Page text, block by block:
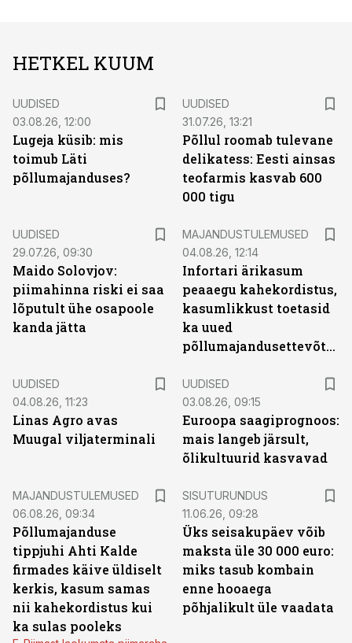
HETKEL KUUM
UUDISED
03.08.26, 12:00
Lugeja küsib: mis
toimub Läti
põllumajanduses?
UUDISED
31.07.26, 13:21
Põllul roomab tulevane
delikatess: Eesti ainsas
teofarmis kasvab 600
000 tigu
UUDISED
29.07.26, 09:30
Maido Solovjov:
piimahinna riski ei saa
lõputult ühe osapoole
kanda jätta
MAJANDUSTULEMUSED
04.08.26, 12:14
Infortari ärikasum
peaaegu kahekordistus,
kasumlikkust toetasid
ka uued
põllumajandusettevõtted
UUDISED
04.08.26, 11:23
Linas Agro avas
Muugal viljaterminali
UUDISED
03.08.26, 09:15
Euroopa saagiprognoos:
mais langeb järsult,
õlikultuurid kasvavad
MAJANDUSTULEMUSED
06.08.26, 09:34
Põllumajanduse
tippjuhi Ahti Kalde
firmades käive üldiselt
kerkis, kasum samas
nii kahekordistus kui
ka sulas pooleks
SISUTURUNDUS
11.06.26, 09:28
Üks seisakupäev võib
maksta üle 30 000 euro:
miks tasub kombain
enne hooaega
põhjalikult üle vaadata